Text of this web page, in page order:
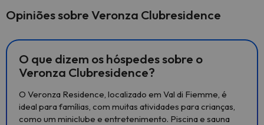
Opiniões sobre Veronza Clubresidence
O que dizem os hóspedes sobre o
Veronza Clubresidence?
O Veronza Residence, localizado em Val di Fiemme, é
ideal para famílias, com muitas atividades para crianças,
como um miniclube e entretenimento. Piscina e sauna